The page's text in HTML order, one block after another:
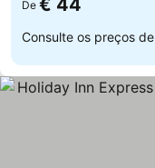
De € 44
Consulte os preços de